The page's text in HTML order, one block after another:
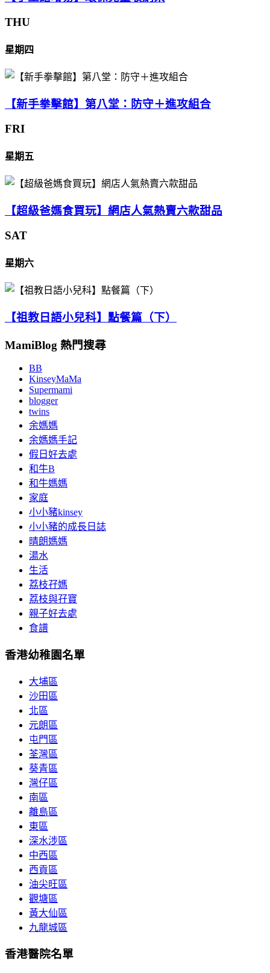
THU
星期四
【新手拳擊館】第八堂：防守＋進攻組合
FRI
星期五
【超級爸媽食買玩】網店人氣熱賣六款甜品
SAT
星期六
【祖教日語小兒科】點餐篇（下）
MamiBlog 熱門搜尋
BB
KinseyMaMa
Supermami
blogger
twins
余媽媽
余媽媽手記
假日好去處
和牛B
和牛媽媽
家庭
小小豬kinsey
小小豬的成長日誌
晴朗媽媽
湯水
生活
荔枝孖媽
荔枝與孖寶
親子好去處
食譜
香港幼稚園名單
大埔區
沙田區
北區
元朗區
屯門區
荃灣區
葵青區
灣仔區
南區
離島區
東區
深水涉區
中西區
西貢區
油尖旺區
觀塘區
黃大仙區
九龍城區
香港醫院名單